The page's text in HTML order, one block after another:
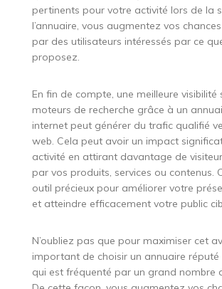
pertinents pour votre activité lors de la
l’annuaire, vous augmentez vos
par des utilisateurs intéressés par ce
proposez.
En fin de compte, une meilleure visibilité
moteurs de recherche grâce à un
internet peut générer du trafic qualifié
web. Cela peut avoir un impact
activité en attirant davantage de
par vos produits, services ou contenus.
outil précieux pour améliorer votre
et atteindre efficacement votre public
N’oubliez pas que pour maximiser cet
important de choisir un annuaire réputé
qui est fréquenté par un grand nombre